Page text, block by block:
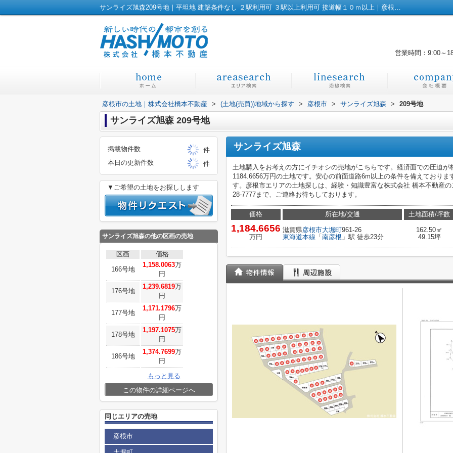
サンライズ旭森209号地｜平坦地 建築条件なし ２駅利用可 ３駅以上利用可 接道幅１０ｍ以上｜彦根市の土地｜株式会社橋本不動産
営業時間：9:00～
彦根市の土地｜株式会社橋本不動産 > (土地(売買))地域から探す > 彦根市 > サンライズ旭森 > 209号地
サンライズ旭森 209号地
サンライズ旭森
土地購入をお考えの方にイチオシの売地がこちらです。経済面での圧迫
1184.6656万円の土地です。安心の前面道路6m以上の条件を備えており
す。彦根市エリアの土地探しは、経験・知識豊富な株式会社 橋本不動産
28-7777まで、ご連絡お待ちしております。
価格
1,184.6656
万円
所在地/交通
滋賀県彦根市大堀町961-26
東海道本線 「 南彦根 」駅 徒歩23分
土地面積/坪数
162.50㎡
49.15坪
掲載物件数
件
本日の更新件数
件
▼ご希望の土地をお探しします
サンライズ旭森の他の区画の売地
区画
価格
166号地
1,158.0063万
円
176号地
1,239.6819万
円
177号地
1,171.1796万
円
178号地
1,197.1075万
円
186号地
1,374.7699万
円
もっと見る
この物件の詳細ページへ
同じエリアの売地
彦根市